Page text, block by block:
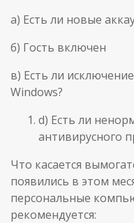
а) Есть ли новые
б) Гость включен
в) Есть ли
Windows?
d) Есть ли
антивирусного
Что касается
появились в этом
персональные
рекомендуется: